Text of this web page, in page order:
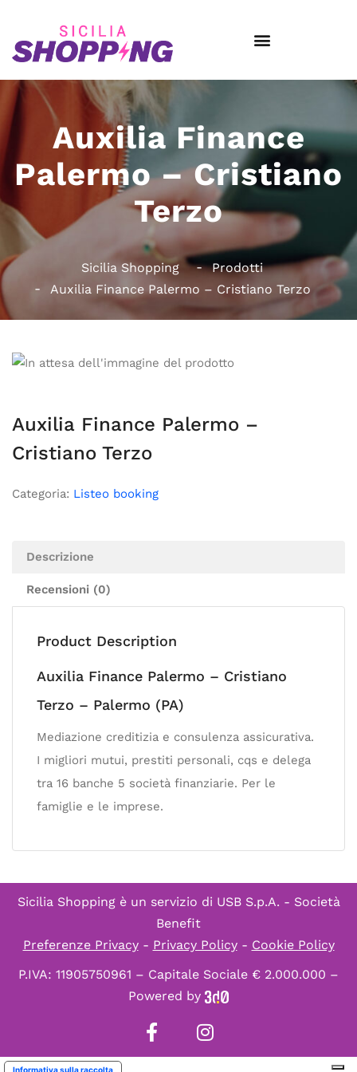
Auxilia Finance
Palermo – Cristiano
Terzo
Sicilia Shopping
Prodotti
Auxilia Finance Palermo – Cristiano Terzo
Auxilia Finance Palermo –
Cristiano Terzo
Categoria: Listeo booking
Descrizione
Recensioni (0)
Product Description
Auxilia Finance Palermo – Cristiano
Terzo – Palermo (PA)
Mediazione creditizia e consulenza assicurativa.
I migliori mutui, prestiti personali, cqs e delega
tra 16 banche 5 società finanziarie. Per le
famiglie e le imprese.
Sicilia Shopping è un servizio di USB S.p.A. - Società
Benefit
Preferenze Privacy- Privacy Policy- Cookie Policy
P.IVA: 11905750961 – Capitale Sociale € 2.000.000 –
Powered by
Informativa sulla raccolta